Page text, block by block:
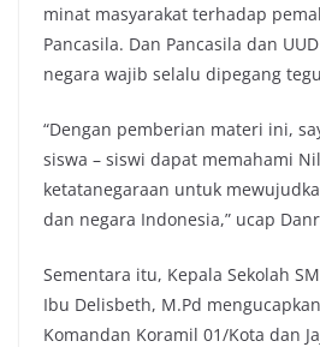
minat masyarakat terhadap
Pancasila. Dan Pancasila dan
negara wajib selalu dipegang
“Dengan pemberian materi ini,
siswa – siswi dapat memahami
ketatanegaraan untuk
dan negara Indonesia,” ucap
Sementara itu, Kepala Sekolah
Ibu Delisbeth, M.Pd
Komandan Koramil 01/Kota dan